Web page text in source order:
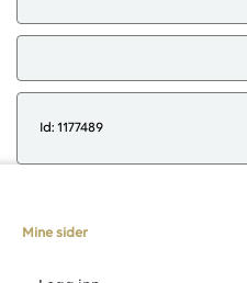
Id: 1177489
Mine sider